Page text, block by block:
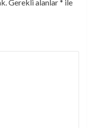
Gerekli alanlar* ile